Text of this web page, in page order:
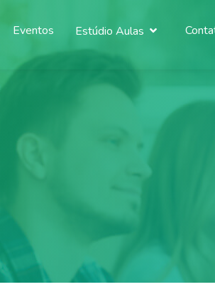
Estúdio Aulas
Eventos